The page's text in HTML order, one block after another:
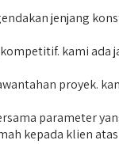
jenjang
kami
proyek.
parameter
kepada klien